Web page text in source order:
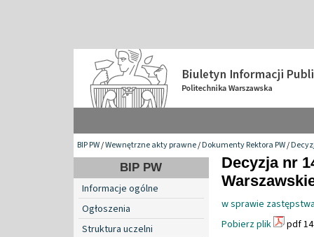
BIP PW/Wewnętrzne akty prawne/Dokumenty Rektora PW/
BIP PW
Informacje ogólne
Ogłoszenia
Struktura uczelni
Decyzja nr
w sprawie
Pobierz plik
pdf